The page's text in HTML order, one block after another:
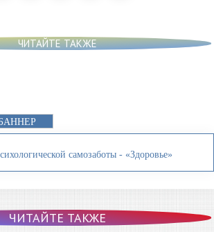
ЧИТАЙТЕ ТАКЖЕ
самозаботы - «Здоровье»
ЧИТАЙТЕ ТАКЖЕ